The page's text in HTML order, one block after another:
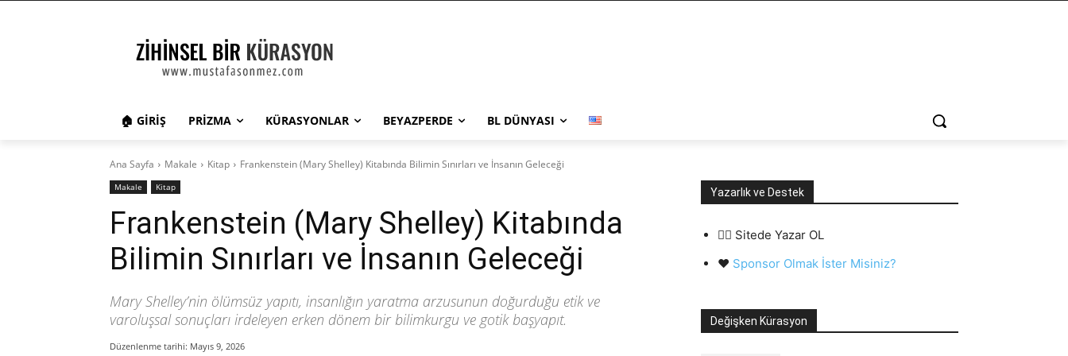
🏠 GIRIŞ PRIZMA KÜRASYONLAR BEYAZPERDE BL DÜNYASI
Ana Sayfa Makale Kitap Frankenstein (Mary Shelley) Kitabında Bilimin Sınırları ve İnsanın Geleceği
Makale Kitap
Frankenstein (Mary Shelley) Kitabında
Bilimin Sınırları ve İnsanın Geleceği
Mary Shelley’nin ölümsüz yapıtı, insanlığın yaratma arzusunun doğurduğu etik ve
varoluşsal sonuçları irdeleyen erken dönem bir bilimkurgu ve gotik başyapıt.
Düzenlenme tarihi: Mayıs 9, 2026
Yazarlık ve Destek
✍🏻 Sitede Yazar OL
❤️ Sponsor Olmak İster Misiniz?
Değişken Kürasyon